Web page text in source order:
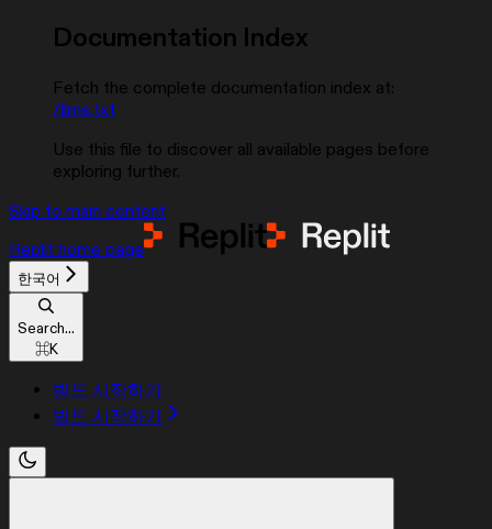
Documentation Index
Fetch the complete documentation index at:
/llms.txt
Use this file to discover all available pages before
exploring further.
Skip to main content
Replit home page
한국어
Search...
⌘K
빌드 시작하기
빌드 시작하기